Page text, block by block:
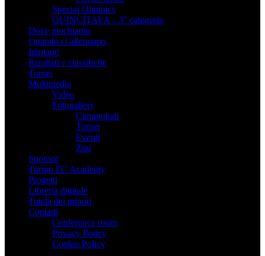
Special Olimpics
QUINCITAVA – 3° categoria
Dove giochiamo
Quando ci alleniamo
Impianti
Risultati e classifiche
Tornei
Multimedia
Video
Fotogallery
Campionati
Tornei
Eventi
Zini
Sponsor
Torino FC Academy
Progetti
Libreria digitale
Tutela dei minori
Contatti
Conference room
Privacy Policy
Cookie Policy